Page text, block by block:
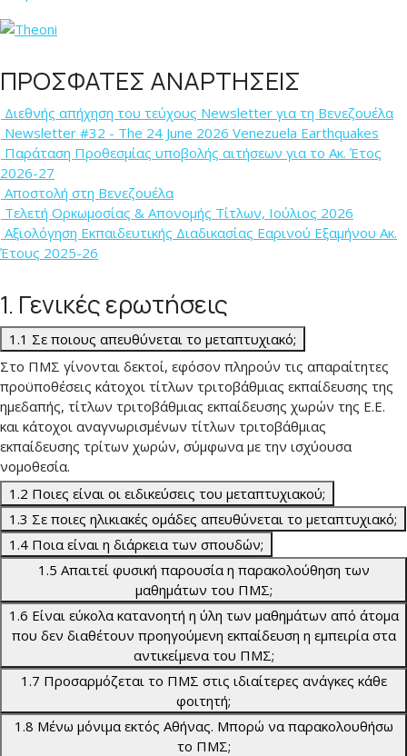
ΠΡΟΣΦΑΤΕΣ ΑΝΑΡΤΗΣΕΙΣ
Διεθνής απήχηση του τεύχους Newsletter για τη Βενεζουέλα
Newsletter #32 - The 24 June 2026 Venezuela Earthquakes
Παράταση Προθεσμίας υποβολής αιτήσεων για το Ακ. Έτος
2026-27
Αποστολή στη Βενεζουέλα
Tελετή Ορκωμοσίας & Απονομής Τίτλων, Ιούλιος 2026
Αξιολόγηση Εκπαιδευτικής Διαδικασίας Εαρινού Εξαμήνου Ακ.
Έτους 2025-26
1. Γενικές ερωτήσεις
1.1 Σε ποιους απευθύνεται το μεταπτυχιακό;
Στο ΠΜΣ γίνονται δεκτοί, εφόσον πληρούν τις απαραίτητες
προϋποθέσεις κάτοχοι τίτλων τριτοβάθμιας εκπαίδευσης της
ημεδαπής, τίτλων τριτοβάθμιας εκπαίδευσης χωρών της Ε.Ε.
και κάτοχοι αναγνωρισμένων τίτλων τριτοβάθμιας
εκπαίδευσης τρίτων χωρών, σύμφωνα με την ισχύουσα
νομοθεσία.
1.2 Ποιες είναι οι ειδικεύσεις του μεταπτυχιακού;
1.3 Σε ποιες ηλικιακές ομάδες απευθύνεται το μεταπτυχιακό;
1.4 Ποια είναι η διάρκεια των σπουδών;
1.5 Απαιτεί φυσική παρουσία η παρακολούθηση των
μαθημάτων του ΠΜΣ;
1.6 Είναι εύκολα κατανοητή η ύλη των μαθημάτων από άτομα
που δεν διαθέτουν προηγούμενη εκπαίδευση η εμπειρία στα
αντικείμενα του ΠΜΣ;
1.7 Προσαρμόζεται το ΠΜΣ στις ιδιαίτερες ανάγκες κάθε
φοιτητή;
1.8 Μένω μόνιμα εκτός Αθήνας. Mπορώ να παρακολουθήσω
το ΠΜΣ;